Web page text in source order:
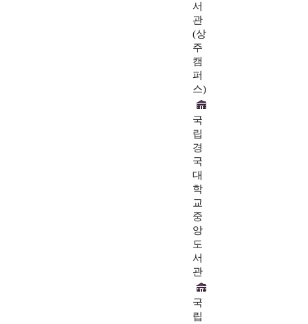
서
관
(상
주
캠
퍼
스)
국
립
경
국
대
학
교
중
앙
도
서
관
국
립